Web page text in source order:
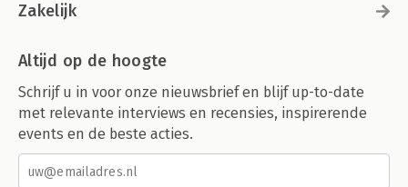
Zakelijk
Altijd op de hoogte
Schrijf u in voor onze nieuwsbrief en blijf up-to-date
met relevante interviews en recensies, inspirerende
events en de beste acties.